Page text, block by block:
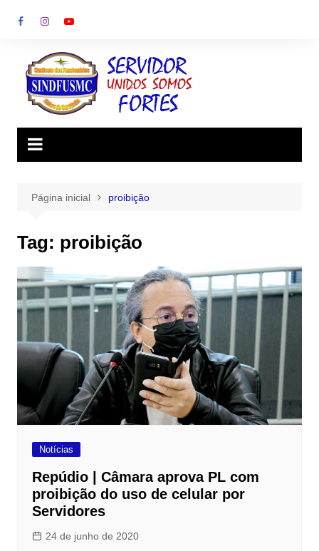
para
conteúdo
Página inicial proibição
Tag: proibição
Notícias
Repúdio | Câmara aprova PL com
proibição do uso de celular por
Servidores
24 de junho de 2020